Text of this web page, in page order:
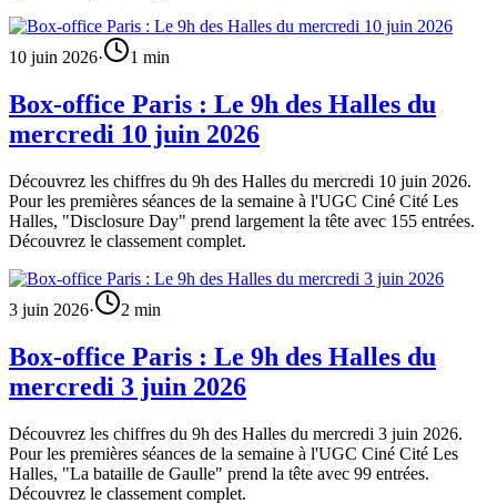
10 juin 2026· 1 min
Box-office Paris : Le 9h des Halles du
mercredi 10 juin 2026
Découvrez les chiffres du 9h des Halles du mercredi 10 juin 2026.
Pour les premières séances de la semaine à l'UGC Ciné Cité Les
Halles, "Disclosure Day" prend largement la tête avec 155 entrées.
Découvrez le classement complet.
3 juin 2026· 2 min
Box-office Paris : Le 9h des Halles du
mercredi 3 juin 2026
Découvrez les chiffres du 9h des Halles du mercredi 3 juin 2026.
Pour les premières séances de la semaine à l'UGC Ciné Cité Les
Halles, "La bataille de Gaulle" prend la tête avec 99 entrées.
Découvrez le classement complet.